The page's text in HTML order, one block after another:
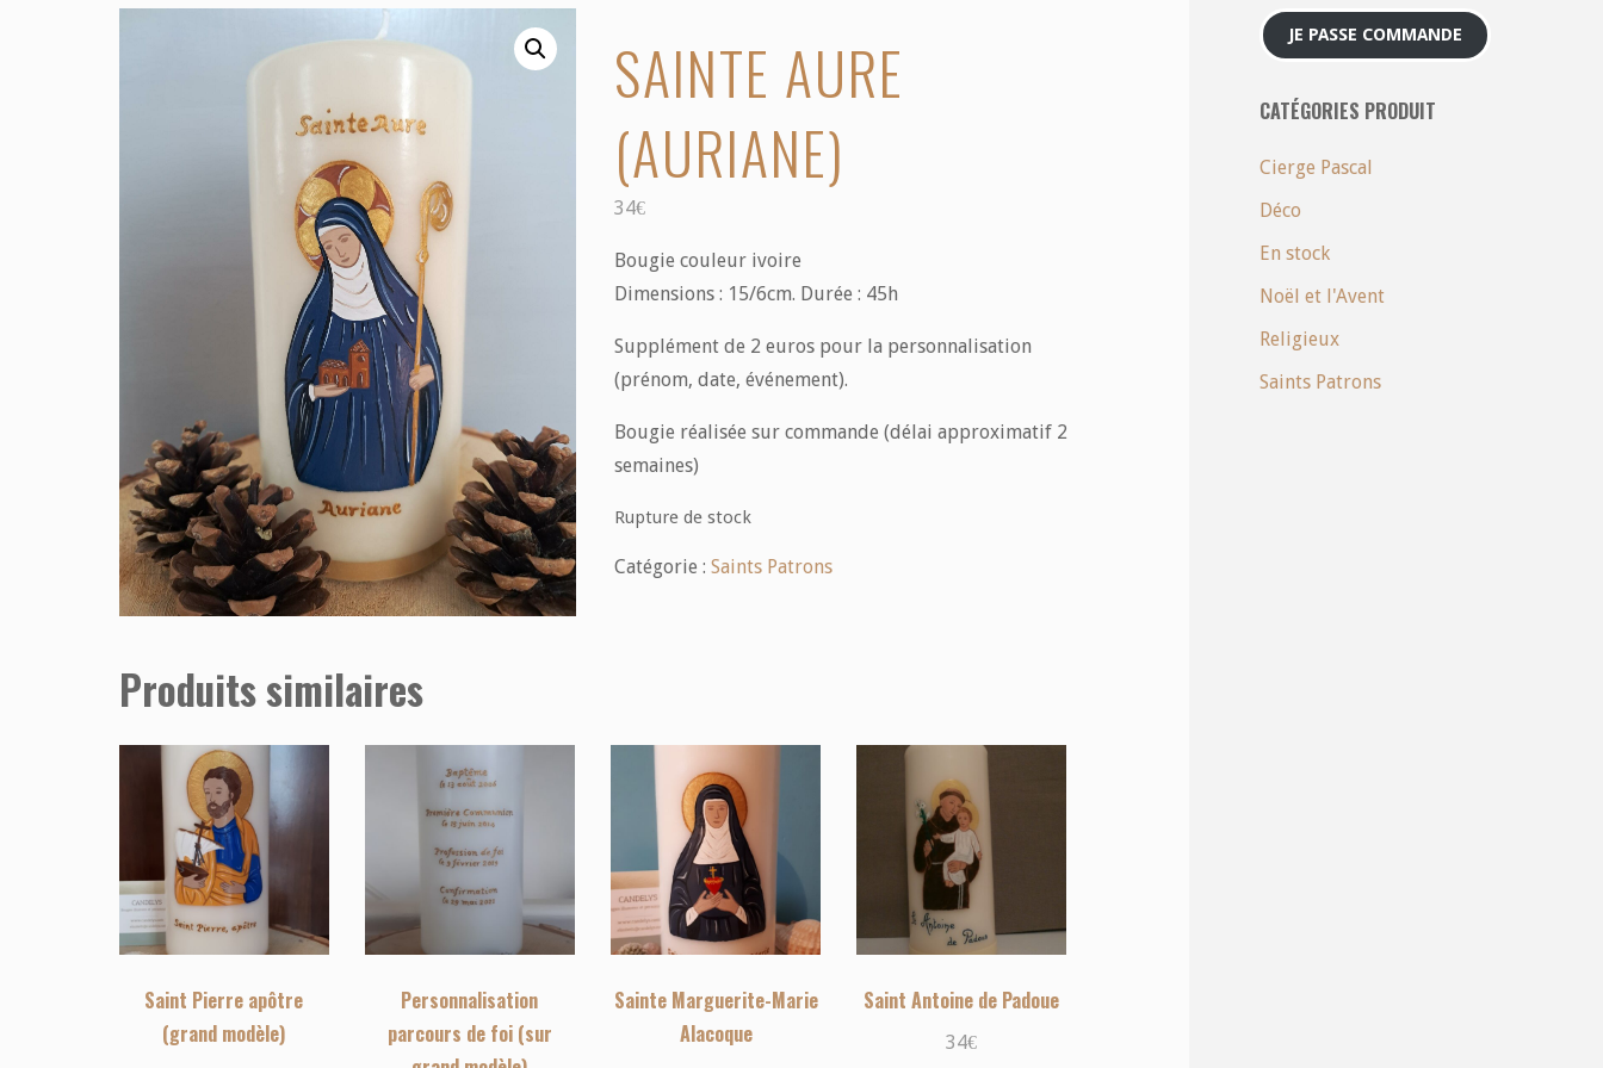
SAINTE AURE
(AURIANE)
34€
Bougie couleur ivoire
Dimensions : 15/6cm. Durée : 45h
Supplément de 2 euros pour la personnalisation
(prénom, date, événement).
Bougie réalisée sur commande (délai approximatif 2
semaines)
Rupture de stock
Catégorie : Saints Patrons
Produits similaires
Saint Pierre apôtre
(grand modèle)
Personnalisation
parcours de foi (sur
Sainte Marguerite-Marie
Alacoque
Saint Antoine de Padoue
34€
JE PASSE COMMANDE
CATÉGORIES PRODUIT
Cierge Pascal
Déco
En stock
Noël et l'Avent
Religieux
Saints Patrons